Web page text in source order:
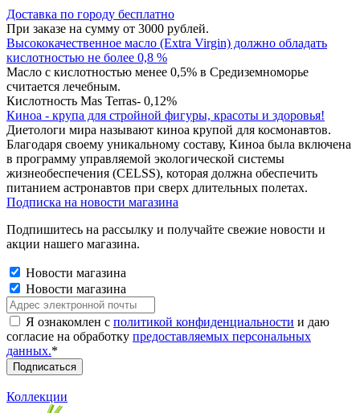
Доставка по городу бесплатно
При заказе на сумму от 3000 рублей.
Высококачественное масло (Extra Virgin) должно обладать
кислотностью не более 0,8 %
Масло с кислотностью менее 0,5% в Средиземноморье
считается лечебным.
Кислотность Mas Terras- 0,12%
Киноа - крупа для стройной фигуры, красоты и здоровья!
Диетологи мира называют киноа крупой для космонавтов.
Благодаря своему уникальному составу, Киноа была включена
в программу управляемой экологической системы
жизнеобеспечения (CELSS), которая должна обеспечить
питанием астронавтов при сверх длительных полетах.
Подписка на новости магазина
Подпишитесь на рассылку и получайте свежие новости и
акции нашего магазина.
Новости магазина
Новости магазина
Я ознакомлен с политикой конфиденциальности и даю
согласие на обработку предоставляемых персональных
данных.*
Коллекции